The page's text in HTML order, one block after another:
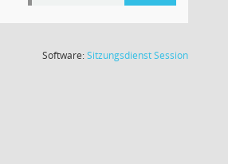
Software:SitzungsdienstSession(Wird in